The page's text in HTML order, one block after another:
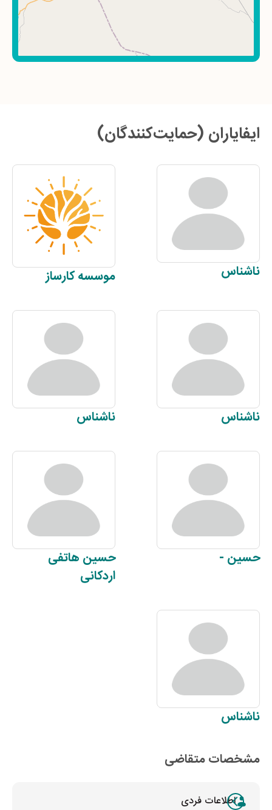
ایفایاران (حمایت‌کنندگان)
ناشناس موسسهکارساز
ناشناس ناشناس
حسین - حسین هاتفی
اردکانی
ناشناس
مشخصات متقاضی
اطلاعات فردی